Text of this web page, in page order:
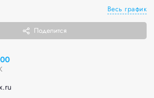
Весь график
Поделится